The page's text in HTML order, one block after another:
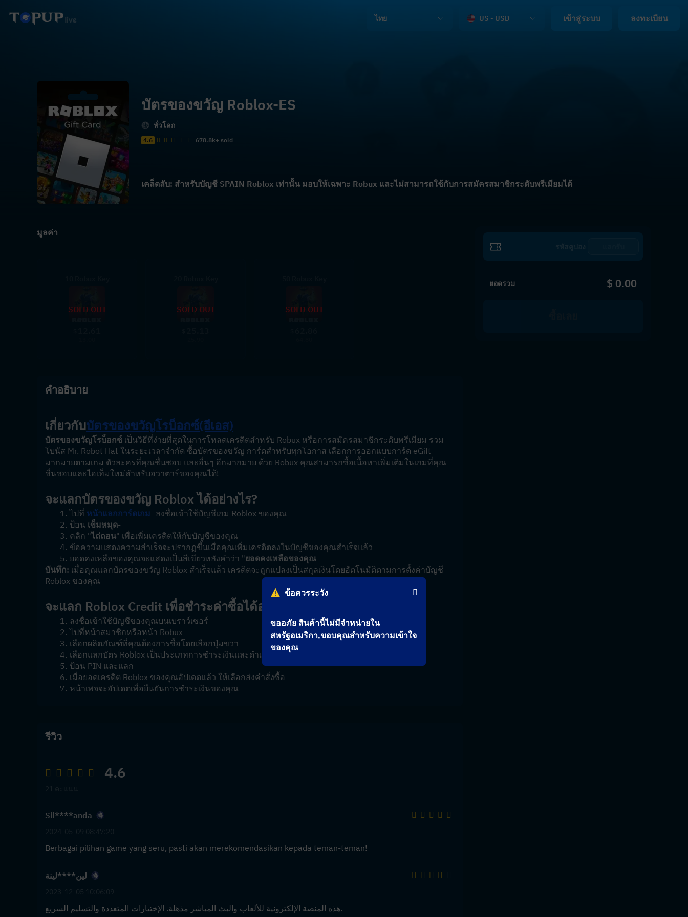
ข้อควรระวัง
ขออภัย สินค้านี้ไม่มีจำหน่ายใน
สหรัฐอเมริกา,ขอบคุณสำหรับความเข้าใจ
ของคุณ
ไทย US - USD เข้าสู่ระบบ ลงทะเบียน
บัตรของขวัญ Roblox-ES
ทั่วโลก
4.6 678.8k+ sold
เคล็ดลับ: สำหรับบัญชี SPAIN Roblox เท่านั้น มอบให้เฉพาะ Robux และไม่สามารถใช้กับการสมัครสมาชิกระดับพรีเมียมได้
มูลค่า
SOLD OUT SOLD OUT SOLD OUT
คำอธิบาย
เกี่ยวกับบัตรของขวัญโรบ็อกซ์(อีเอส)
บัตรของขวัญโรบ็อกซ์ เป็นวิธีที่ง่ายที่สุดในการโหลดเครดิตสำหรับ Robux หรือการสมัครสมาชิกระดับพรีเมียม รวม
โบนัส Mr. Robot Hat ในระยะเวลาจำกัด ซื้อบัตรของขวัญ การ์ดสำหรับทุกโอกาส เลือกการออกแบบการ์ด eGift
มากมายตามเกม ตัวละครที่คุณชื่นชอบ และอื่นๆ อีกมากมาย ด้วย Robux คุณสามารถซื้อเนื้อหาเพิ่มเติมในเกมที่คุณ
ชื่นชอบและไอเท็มใหม่สำหรับอวาตาร์ของคุณได้!
จะแลกบัตรของขวัญ Roblox ได้อย่างไร?
ไปที่ หน้าแลกการ์ดเกม- ลงชื่อเข้าใช้บัญชีเกม Roblox ของคุณ
ป้อน เข็มหมุด-
คลิก "ไถ่ถอน" เพื่อเพิ่มเครดิตให้กับบัญชีของคุณ
ข้อความแสดงความสำเร็จจะปรากฏขึ้นเมื่อคุณเพิ่มเครดิตลงในบัญชีของคุณสำเร็จแล้ว
ยอดคงเหลือของคุณจะแสดงเป็นสีเขียวหลังคำว่า "ยอดคงเหลือของคุณ-
บันทึก: เมื่อคุณแลกบัตรของขวัญ Roblox สำเร็จแล้ว เครดิตจะถูกแปลงเป็นสกุลเงินโดยอัตโนมัติตามการตั้งค่าบัญชี
Roblox ของคุณ
จะแลก Roblox Credit เพื่อชำระค่าซื้อได้อย่างไร
ลงชื่อเข้าใช้บัญชีของคุณบนเบราว์เซอร์
ไปที่หน้าสมาชิกหรือหน้า Robux
เลือกผลิตภัณฑ์ที่คุณต้องการซื้อโดยเลือกปุ่มขวา
เลือกแลกบัตร Roblox เป็นประเภทการชำระเงินและดำเนินการต่อ
ป้อน PIN และแลก
เมื่อยอดเครดิต Roblox ของคุณอัปเดตแล้ว ให้เลือกส่งคำสั่งซื้อ
หน้าเพจจะอัปเดตเพื่อยืนยันการชำระเงินของคุณ
รีวิว
4.6
Sil****anda
Berbagai pilihan game yang seru, pasti akan merekomendasikan kepada teman-teman!
لين****لينة
هذه المنصة الإلكترونية للألعاب والبث المباشر مذهلة. الإختيارات المتعددة والتسليم السريع.
ยอดรวม $ 0.00